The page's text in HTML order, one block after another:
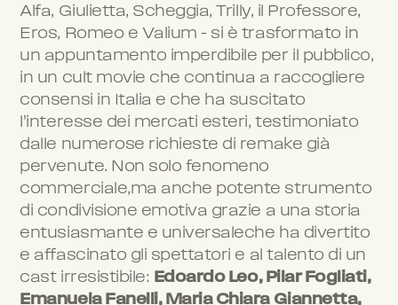
Alfa, Giulietta, Scheggia, Trilly, il Professore,
Eros, Romeo e Valium – si è trasformato in
un appuntamento imperdibile per il pubblico,
in un cult movie che continua a raccogliere
consensi in Italia e che ha suscitato
l’interesse dei mercati esteri, testimoniato
dalle numerose richieste di remake già
pervenute. Non solo fenomeno
commerciale,ma anche potente strumento
di condivisione emotiva grazie a una storia
entusiasmante e universaleche ha divertito
e affascinato gli spettatori e al talento di un
cast irresistibile: Edoardo Leo, Pilar Fogliati,
Emanuela Fanelli, Maria Chiara Giannetta,